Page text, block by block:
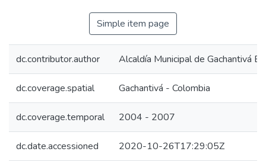
Simple item page
dc.contributor.author Alcaldía Municipal de Gachantivá
dc.coverage.spatial Gachantivá - Colombia
dc.coverage.temporal 2004 - 2007
dc.date.accessioned 2020-10-26T17:29:05Z